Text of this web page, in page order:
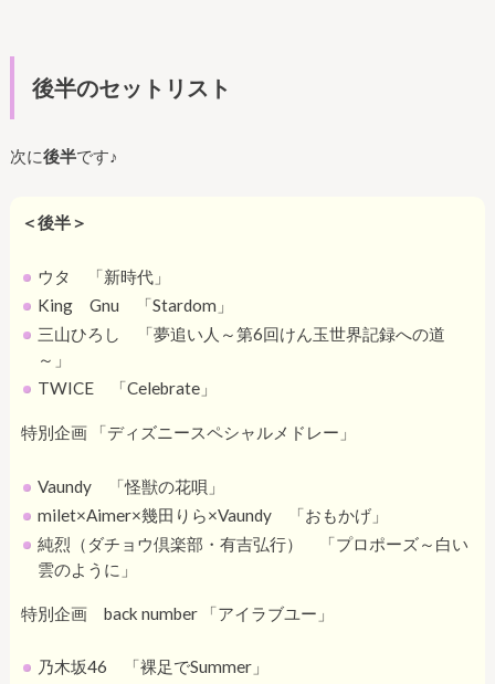
後半のセットリスト
次に後半です♪
＜後半＞
ウタ 「新時代」
King Gnu 「Stardom」
三山ひろし 「夢追い人～第6回けん玉世界記録への道
～」
TWICE 「Celebrate」
特別企画 「ディズニースペシャルメドレー」
Vaundy 「怪獣の花唄」
milet×Aimer×幾田りら×Vaundy 「おもかげ」
純烈（ダチョウ倶楽部・有吉弘行） 「プロポーズ～白い
雲のように」
特別企画 back number 「アイラブユー」
乃木坂46 「裸足でSummer」